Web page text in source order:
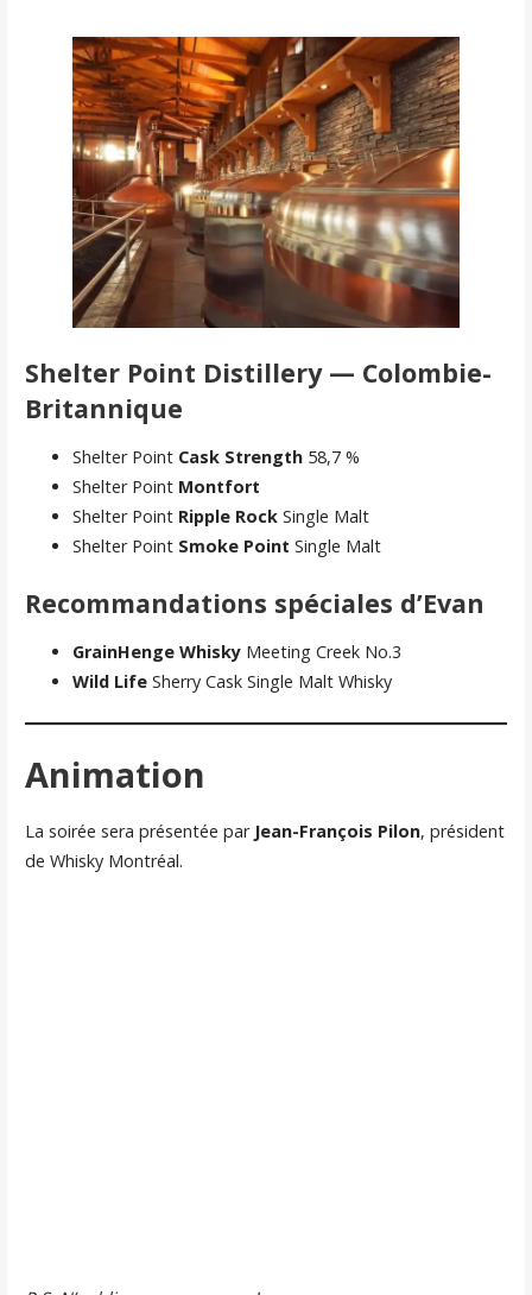
Shelter Point Distillery — Colombie-
Britannique
Shelter Point Cask Strength58,7 %
Shelter Point Montfort
Shelter Point Ripple RockSingle Malt
Shelter Point Smoke Point Single Malt
Recommandations spéciales d’Evan
GrainHenge WhiskyMeeting Creek No.3
Wild LifeSherry Cask Single Malt Whisky
Animation
La soirée sera présentée par Jean-François Pilon, président
de Whisky Montréal.